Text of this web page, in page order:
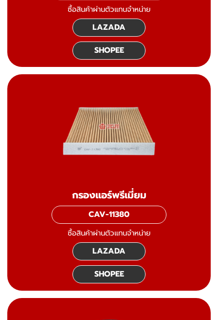
ซื้อสินค้าผ่านตัวแทนจำหน่าย
LAZADA
SHOPEE
กรองแอร์พรีเมี่ยม
CAV-11380
ซื้อสินค้าผ่านตัวแทนจำหน่าย
LAZADA
SHOPEE